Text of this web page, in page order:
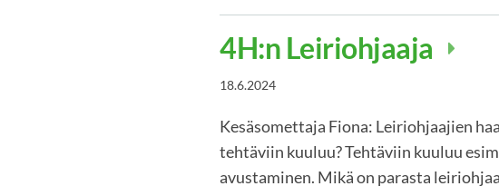
4H:n Leiriohjaaja
18.6.2024
Kesäsomettaja Fiona: Leiriohjaajien
tehtäviin kuuluu? Tehtäviin kuuluu
avustaminen. Mikä on parasta